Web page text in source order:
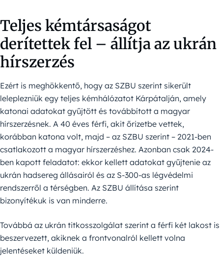
Teljes kémtársaságot
derítettek fel – állítja az ukrán
hírszerzés
Ezért is meghökkentő, hogy az SZBU szerint sikerült
leleplezniük egy teljes kémhálózatot Kárpátalján, amely
katonai adatokat gyűjtött és továbbított a magyar
hírszerzésnek. A 40 éves férfi, akit őrizetbe vettek,
korábban katona volt, majd – az SZBU szerint – 2021-ben
csatlakozott a magyar hírszerzéshez. Azonban csak 2024-
ben kapott feladatot: ekkor kellett adatokat gyűjtenie az
ukrán hadsereg állásairól és az S-300-as légvédelmi
rendszerről a térségben. Az SZBU állítása szerint
bizonyítékuk is van minderre.
Továbbá az ukrán titkosszolgálat szerint a férfi két lakost is
beszervezett, akiknek a frontvonalról kellett volna
jelentéseket küldeniük.